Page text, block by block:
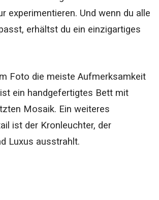
experimentieren. Und wenn du alle
erhältst du ein einzigartiges
Foto die meiste Aufmerksamkeit
ein handgefertigtes Bett mit
Mosaik. Ein weiteres
ist der Kronleuchter, der
Luxus ausstrahlt.